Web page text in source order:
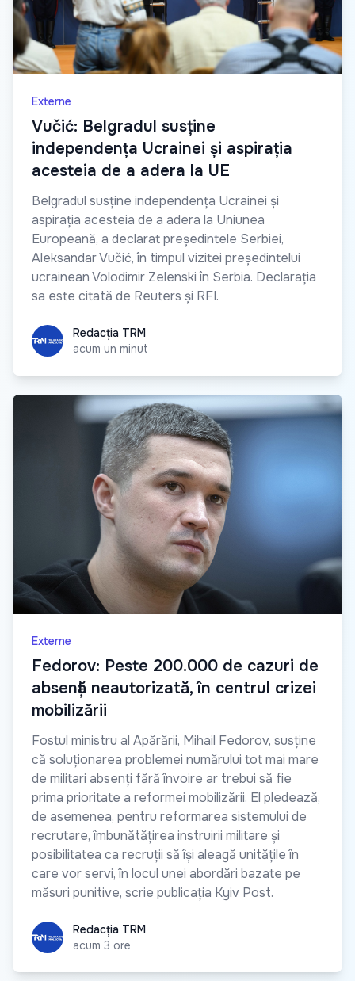
Externe
Vučić: Belgradul susține
independența Ucrainei și aspirația
acesteia de a adera la UE
Belgradul susține independența Ucrainei și
aspirația acesteia de a adera la Uniunea
Europeană, a declarat președintele Serbiei,
Aleksandar Vučić, în timpul vizitei președintelui
ucrainean Volodimir Zelenski în Serbia. Declarația
sa este citată de Reuters și RFI.
Redacția TRM
Redacția TRM
acum un minut
Externe
Fedorov: Peste 200.000 de cazuri de
absență neautorizată, în centrul crizei
mobilizării
Fostul ministru al Apărării, Mihail Fedorov, susține
că soluționarea problemei numărului tot mai mare
de militari absenți fără învoire ar trebui să fie
prima prioritate a reformei mobilizării. El pledează,
de asemenea, pentru reformarea sistemului de
recrutare, îmbunătățirea instruirii militare și
posibilitatea ca recruții să își aleagă unitățile în
care vor servi, în locul unei abordări bazate pe
măsuri punitive, scrie publicația Kyiv Post.
Redacția TRM
Redacția TRM
acum 3 ore